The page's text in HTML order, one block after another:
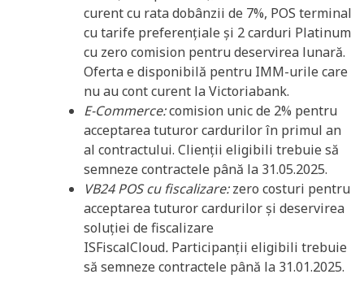
curent cu rata dobânzii de 7%, POS terminal
cu tarife preferențiale și 2 carduri Platinum
cu zero comision pentru deservirea lunară.
Oferta e disponibilă pentru IMM-urile care
nu au cont curent la Victoriabank.
E-Commerce:comision unic de 2% pentru
acceptarea tuturor cardurilor în primul an
al contractului. Clienții eligibili trebuie să
semneze contractele până la 31.05.2025.
VB24 POS cu fiscalizare:zero costuri pentru
acceptarea tuturor cardurilor și deservirea
soluției de fiscalizare
ISFiscalCloud. Participanții eligibili trebuie
să semneze contractele până la 31.01.2025.